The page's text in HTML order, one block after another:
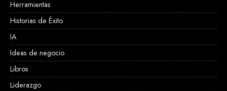
Herramientas
Historias de Éxito
IA
Ideas de negocio
Libros
Liderazgo